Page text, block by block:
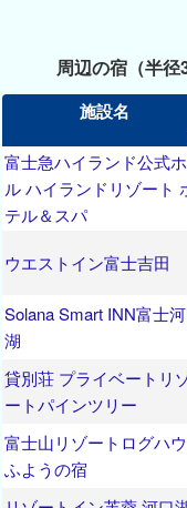
周辺の宿（半径
施設名
富士急ハイランド公式
ル ハイランドリゾート
テル＆スパ
ウエストイン富士吉田
Solana Smart INN富士
湖
貸別荘 プライベートリ
ートパインツリー
富士山リゾートログハ
ふようの宿